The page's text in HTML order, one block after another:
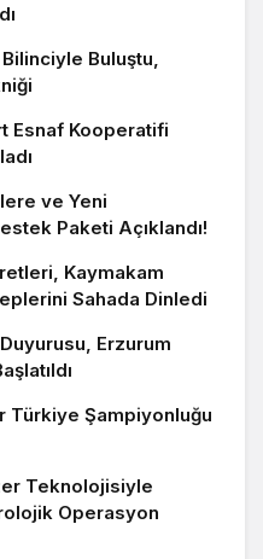
Buluştu,
Esnaf Kooperatifi
ve Yeni
Paketi Açıklandı!
Kaymakam
Sahada Dinledi
Erzurum
Türkiye Şampiyonluğu
Teknolojisiyle
Operasyon